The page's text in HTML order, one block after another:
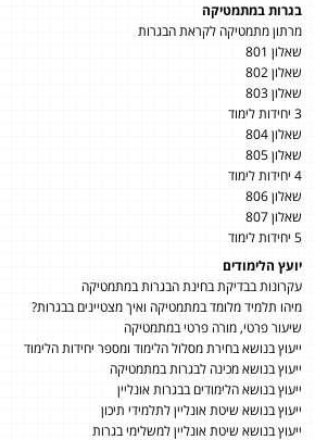
בגרות במתמטיקה
מרתון מתמטיקה לקראת הבגרות
שאלון 801
שאלון 802
שאלון 803
3 יחידות לימוד
שאלון 804
שאלון 805
4 יחידות לימוד
שאלון 806
שאלון 807
5 יחידות לימוד
יועץ הלימודים
עקרונות בבדיקת בחינת הבגרות במתמטיקה
מיהו תלמיד מלומד במתמטיקה ואיך מצטיינים בבגרות?
שיעור פרטי, מורה פרטי במתמטיקה
ייעוץ בנושא בחירת מסלול הלימוד ומספר יחידות הלימוד
ייעוץ בנושא מכינה לבגרות במתמטיקה
ייעוץ בנושא הלימודים בבגרות אונליין
ייעוץ בנושא שיטת אונליין לתלמידי תיכון
ייעוץ בנושא שיטת אונליין למשלימי בגרות